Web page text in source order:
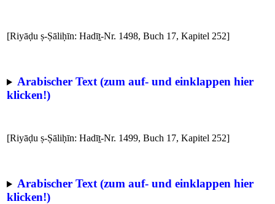
[Riyāḍu ṣ-Ṣāliḥīn: Hadīṯ-Nr. 1498, Buch 17, Kapitel 252]
Arabischer Text (zum auf- und einklappen hier
klicken!)
[Riyāḍu ṣ-Ṣāliḥīn: Hadīṯ-Nr. 1499, Buch 17, Kapitel 252]
Arabischer Text (zum auf- und einklappen hier
klicken!)